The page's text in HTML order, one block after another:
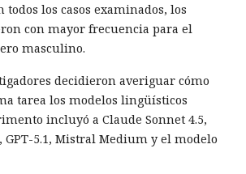
los casos examinados, los
con mayor frecuencia para el
masculino.
decidieron averiguar cómo
tarea los modelos lingüísticos
incluyó a Claude Sonnet 4.5,
GPT-5.1, Mistral Medium y el modelo